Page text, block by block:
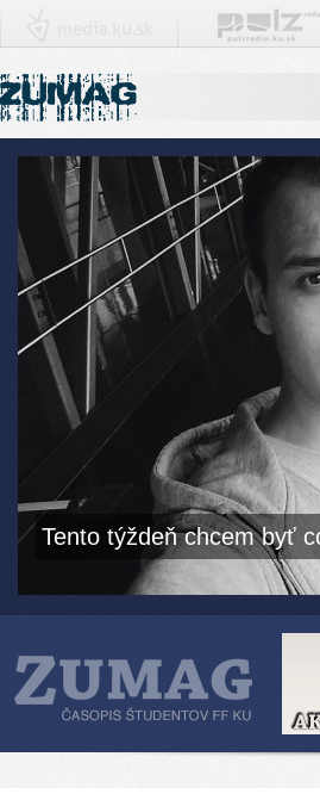
Tento týždeň chcem byť